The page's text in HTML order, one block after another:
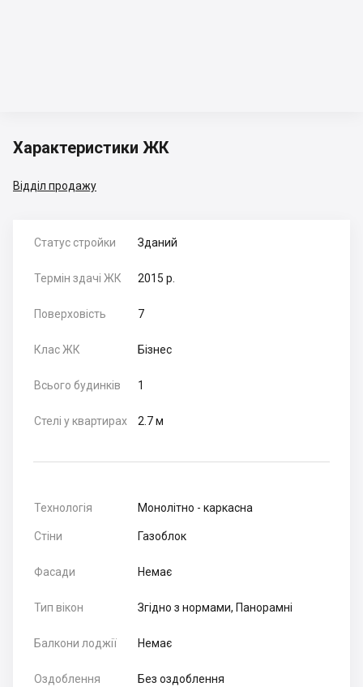
Характеристики ЖК
Відділ продажу
Статус стройки Зданий
Термін здачі ЖК 2015 р.
Поверховість 7
Клас ЖК Бізнес
Всього будинків 1
Стелі у квартирах 2.7 м
Технологія Монолітно - каркасна
Стіни Газоблок
Фасади Немає
Тип вікон Згідно з нормами, Панорамні
Балкони лоджії Немає
Оздоблення Без оздоблення